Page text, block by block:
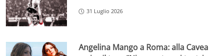
31 Luglio 2026
Angelina Mango a Roma: alla Cavea